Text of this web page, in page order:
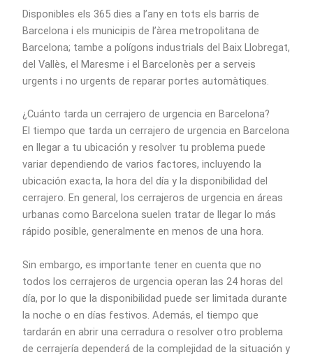
Disponibles els 365 dies a l’any en tots els barris de
Barcelona i els municipis de l’àrea metropolitana de
Barcelona; tambe a polígons industrials del Baix Llobregat,
del Vallès, el Maresme i el Barcelonès per a serveis
urgents i no urgents de reparar portes automàtiques.
¿Cuánto tarda un cerrajero de urgencia en Barcelona?
El tiempo que tarda un cerrajero de urgencia en Barcelona
en llegar a tu ubicación y resolver tu problema puede
variar dependiendo de varios factores, incluyendo la
ubicación exacta, la hora del día y la disponibilidad del
cerrajero. En general, los cerrajeros de urgencia en áreas
urbanas como Barcelona suelen tratar de llegar lo más
rápido posible, generalmente en menos de una hora.
Sin embargo, es importante tener en cuenta que no
todos los cerrajeros de urgencia operan las 24 horas del
día, por lo que la disponibilidad puede ser limitada durante
la noche o en días festivos. Además, el tiempo que
tardarán en abrir una cerradura o resolver otro problema
de cerrajería dependerá de la complejidad de la situación y